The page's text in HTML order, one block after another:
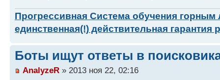
Прогрессивная Система обучения
единственная(!) действительная гарантия
Боты ищут ответы в
AnalyzeR » 2013 ноя 22, 02:16